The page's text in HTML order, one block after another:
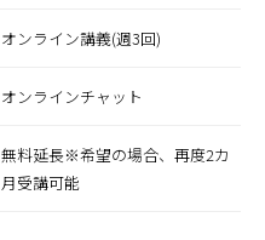
オンライン講義(週3回)
オンラインチャット
無料延長※希望の場合、再度2カ
月受講可能